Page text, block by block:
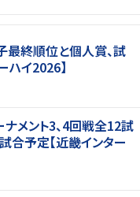
終順位と個人賞、試
ハイ2026】
メント3、4回戦全12試
合予定【近畿インター